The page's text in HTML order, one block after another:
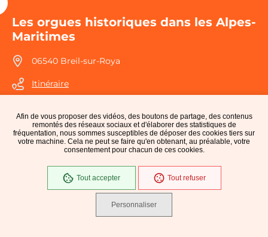
Afin de vous proposer des vidéos, des boutons de partage, des contenus
remontés des réseaux sociaux et d'élaborer des statistiques de
fréquentation, nous sommes susceptibles de déposer des cookies tiers sur
votre machine. Cela ne peut se faire qu'en obtenant, au préalable, votre
consentement pour chacun de ces cookies.
Tout accepter Tout refuser
Personnaliser
Les orgues historiques dans les Alpes-
Maritimes
06540 Breil-sur-Roya
Itinéraire